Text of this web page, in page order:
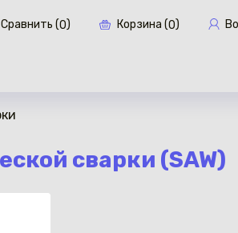
Сравнить (0) Корзина (0)
сварки (SAW)